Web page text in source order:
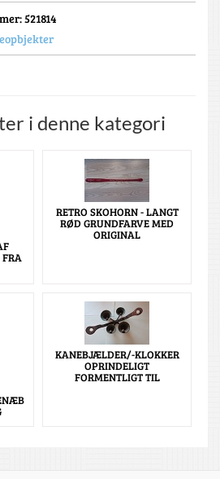
: 521814
i denne kategori
FRA
RETRO SKOHORN - LANGT
RØD GRUNDFARVE MED
ORIGINAL
KANEBJÆLDER/-KLOKKER
OPRINDELIGT
FORMENTLIGT TIL